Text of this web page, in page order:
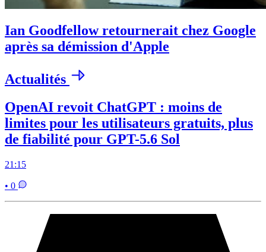
Ian Goodfellow retournerait chez Google
après sa démission d'Apple
Actualités
OpenAI revoit ChatGPT : moins de
limites pour les utilisateurs gratuits, plus
de fiabilité pour GPT-5.6 Sol
21:15
• 0